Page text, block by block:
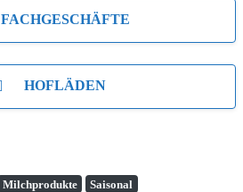
FACHGESCHÄFTE
HOFLÄDEN
Milchprodukte Saisonal